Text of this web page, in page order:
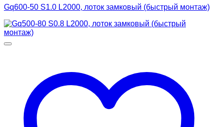
Gq600-50 S1.0 L2000, лоток замковый (быстрый монтаж)